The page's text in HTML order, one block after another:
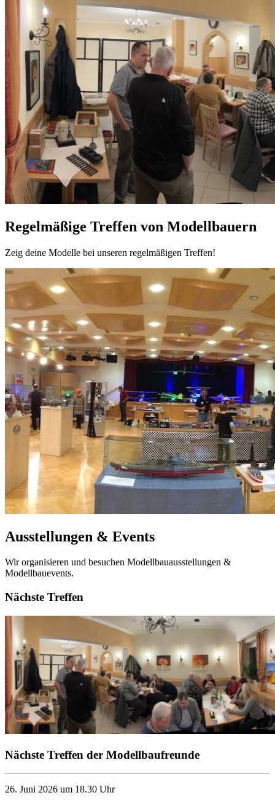
Regelmäßige Treffen von Modellbauern
Zeig deine Modelle bei unseren regelmäßigen Treffen!
Ausstellungen & Events
Wir organisieren und besuchen Modellbauausstellungen &
Modellbauevents.
Nächste Treffen
Nächste Treffen der Modellbaufreunde
26. Juni 2026 um 18.30 Uhr